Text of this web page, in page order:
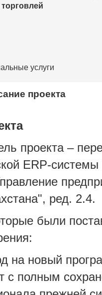
услуги
проекта
проекта –
ERP-системы
ред. 2.4.
были
на новый
с полным